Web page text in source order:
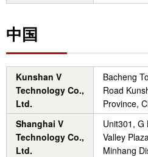
中国
Kunshan V
Technology Co.,
Ltd.
Bacheng
Road
Province,
Shanghai V
Technology Co.,
Ltd.
Unit301, G
Valley
Minhang